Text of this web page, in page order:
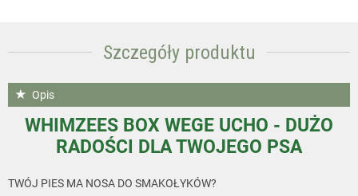
Szczegóły produktu
Opis
WHIMZEES BOX WEGE UCHO - DUŻO
RADOŚCI DLA TWOJEGO PSA
TWÓJ PIES MA NOSA DO SMAKOŁYKÓW?